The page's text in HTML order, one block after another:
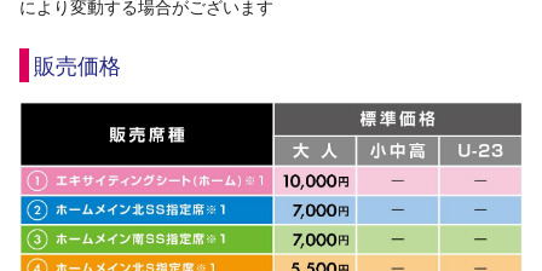
により変動する場合がございます
販売価格